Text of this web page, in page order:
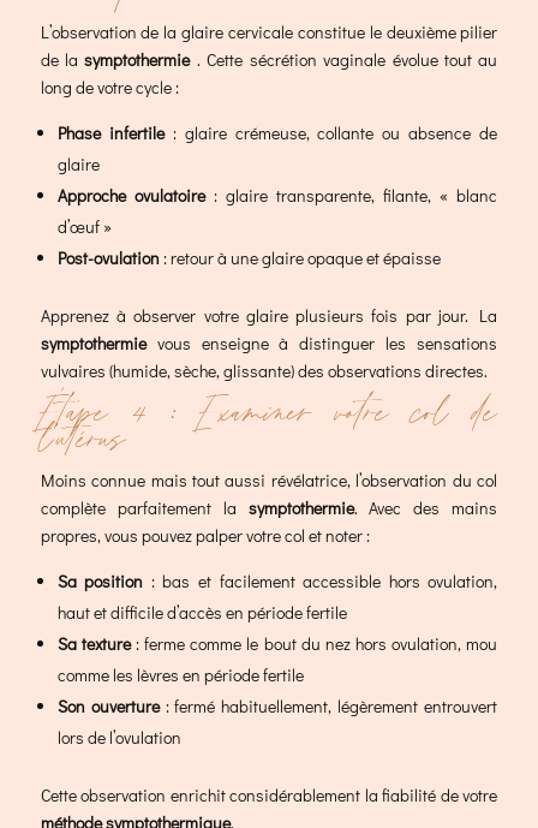
L’observation de la glaire cervicale constitue le deuxième pilier
de lasymptothermie. Cette sécrétion vaginale évolue tout au
long de votre cycle :
Phase infertile: glaire crémeuse, collante ou absence de
glaire
Approche ovulatoire: glaire transparente, filante, « blanc
d’œuf »
Post-ovulation : retour à une glaire opaque et épaisse
Apprenez à observer votre glaire plusieurs fois par jour. La
symptothermie vous enseigne à distinguer les sensations
vulvaires (humide, sèche, glissante) des observations directes.
Étape 4 : Examiner votre col de
l’utérus
Moins connue mais tout aussi révélatrice, l’observation du col
complète parfaitement la symptothermie. Avec des mains
propres, vous pouvez palper votre col et noter :
Sa position : bas et facilement accessible hors ovulation,
haut et difficile d’accès en période fertile
Sa texture: ferme comme le bout du nez hors ovulation, mou
comme les lèvres en période fertile
Son ouverture: fermé habituellement, légèrement entrouvert
lors de l’ovulation
Cette observation enrichit considérablement la fiabilité de votre
méthode symptothermique.